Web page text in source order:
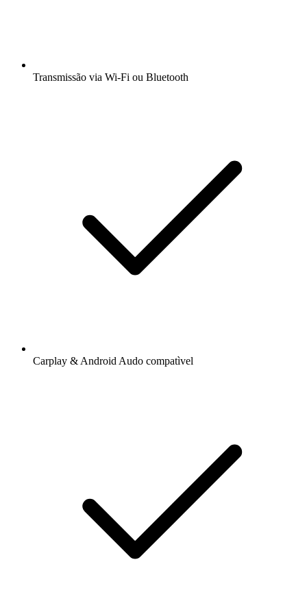
Transmissão via Wi-Fi ou Bluetooth
Carplay & Android Audo compatìvel